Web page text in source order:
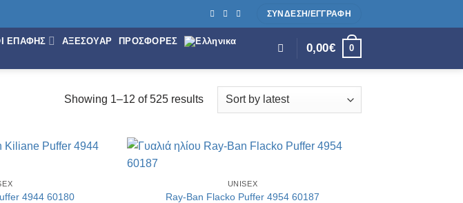
ΣΎΝΔΕΣΗ/ΕΓΓΡΑΦΗ
ΕΠΑΦΗΣ ΑΞΕΣΟΥΑΡ ΠΡΟΣΦΟΡΕΣ
0,00€ 0
Showing 1–12 of 525 resultsSorted
4944 60180
+
UNISEX
Ray-Ban Flacko Puffer 4954 60187